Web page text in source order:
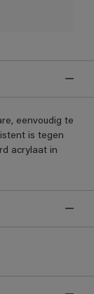
eenvoudig te
is tegen
acrylaat in